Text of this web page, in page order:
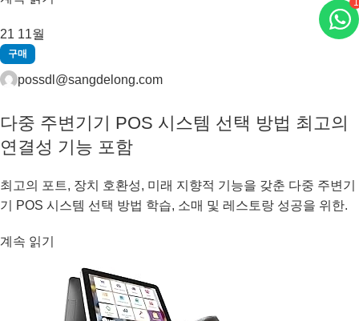
21 11월
구매
possdl@sangdelong.com
다중 주변기기 POS 시스템 선택 방법 최고의
연결성 기능 포함
최고의 포트, 장치 호환성, 미래 지향적 기능을 갖춘 다중 주변기
기 POS 시스템 선택 방법 학습, 소매 및 레스토랑 성공을 위한.
계속 읽기
1